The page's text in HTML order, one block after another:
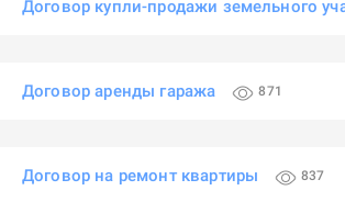
Договор купли-продажи земельного
Договор аренды гаража 871
Договор на ремонт квартиры 837